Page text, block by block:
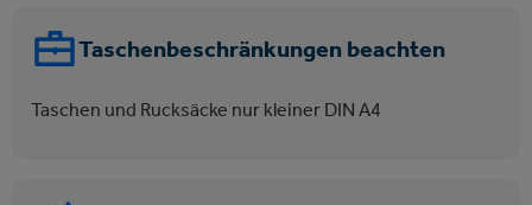
Taschenbeschränkungen beachten
Taschen und Rucksäcke nur kleiner DIN A4